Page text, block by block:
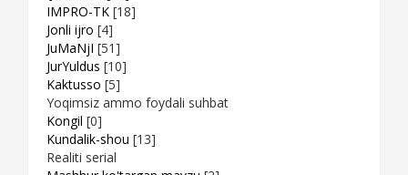
IMPRO-TK [18]
Jonli ijro [4]
JuMaNjI [51]
JurYuldus [10]
Kaktusso [5]
Yoqimsiz ammo foydali suhbat
Kongil [0]
Kundalik-shou [13]
Realiti serial